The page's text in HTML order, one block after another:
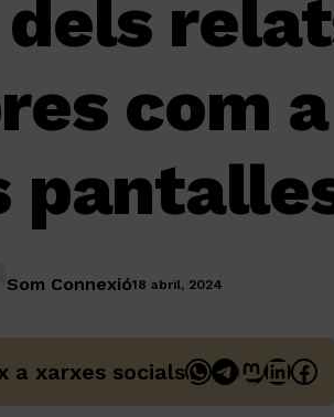
com
Som Connexió18 abril, 2024
a xarxes socialsWhatsApp
Telegram